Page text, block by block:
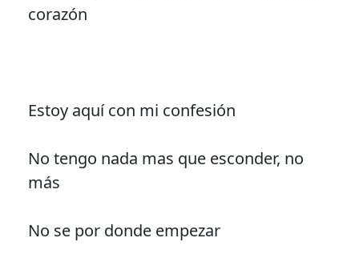
corazón
Estoy aquí con mi confesión
No tengo nada mas que esconder, no
más
No se por donde empezar